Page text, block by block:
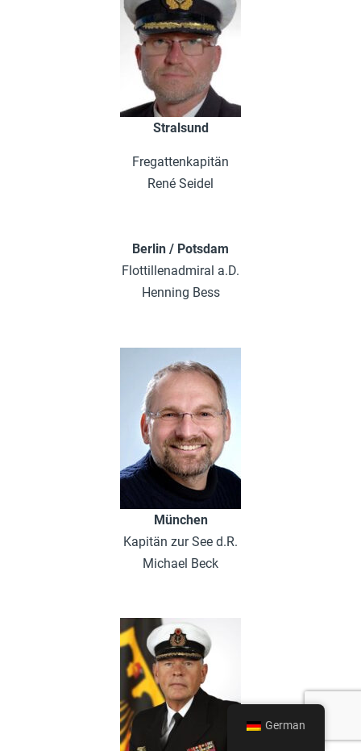
Stralsund
Fregattenkapitän
René Seidel
Berlin / Potsdam
Flottillenadmiral a.D.
Henning Bess
München
Kapitän zur See d.R.
Michael Beck
German